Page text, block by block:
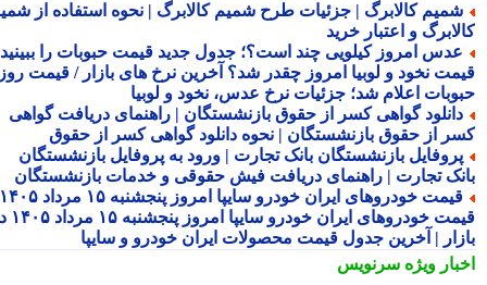
کالابرگ | جزئیات طرح شمیم کالابرگ | نحوه استفاده از شمیم
و اعتبار خرید
امروز کیلویی چند است؟؛ جدول جدید قیمت حبوبات را ببینید /
نخود و لوبیا امروز چقدر شد؟ آخرین نرخ های بازار / قیمت روز
اعلام شد؛ جزئیات نرخ عدس، نخود و لوبیا
گواهی کسر از حقوق بازنشستگان | راهنمای دریافت گواهی
از حقوق بازنشستگان | نحوه دانلود گواهی کسر از حقوق
بازنشستگان بانک تجارت | ورود به پروفایل بازنشستگان
تجارت | راهنمای دریافت فیش حقوقی و خدمات بازنشستگان
قیمت خودروهای ایران خودرو سایپا امروز پنجشنبه ۱۵ مرداد ۱۴۰۵ |
قیمت خودروهای ایران خودرو سایپا امروز پنجشنبه ۱۵ مرداد ۱۴۰۵ در
| آخرین جدول قیمت محصولات ایران خودرو و سایپا
ویژهسرنویس